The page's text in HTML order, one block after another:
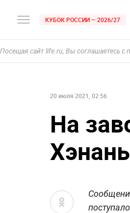
КУБОК РОССИИ — 2026/27
Посещая сайт life.ru, Вы соглашаетесь с
20 июля 2021, 02:56
На